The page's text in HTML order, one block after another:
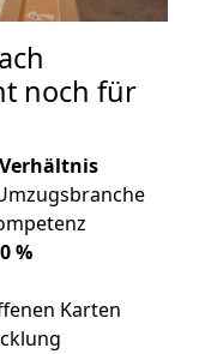
noch für
%
Karten